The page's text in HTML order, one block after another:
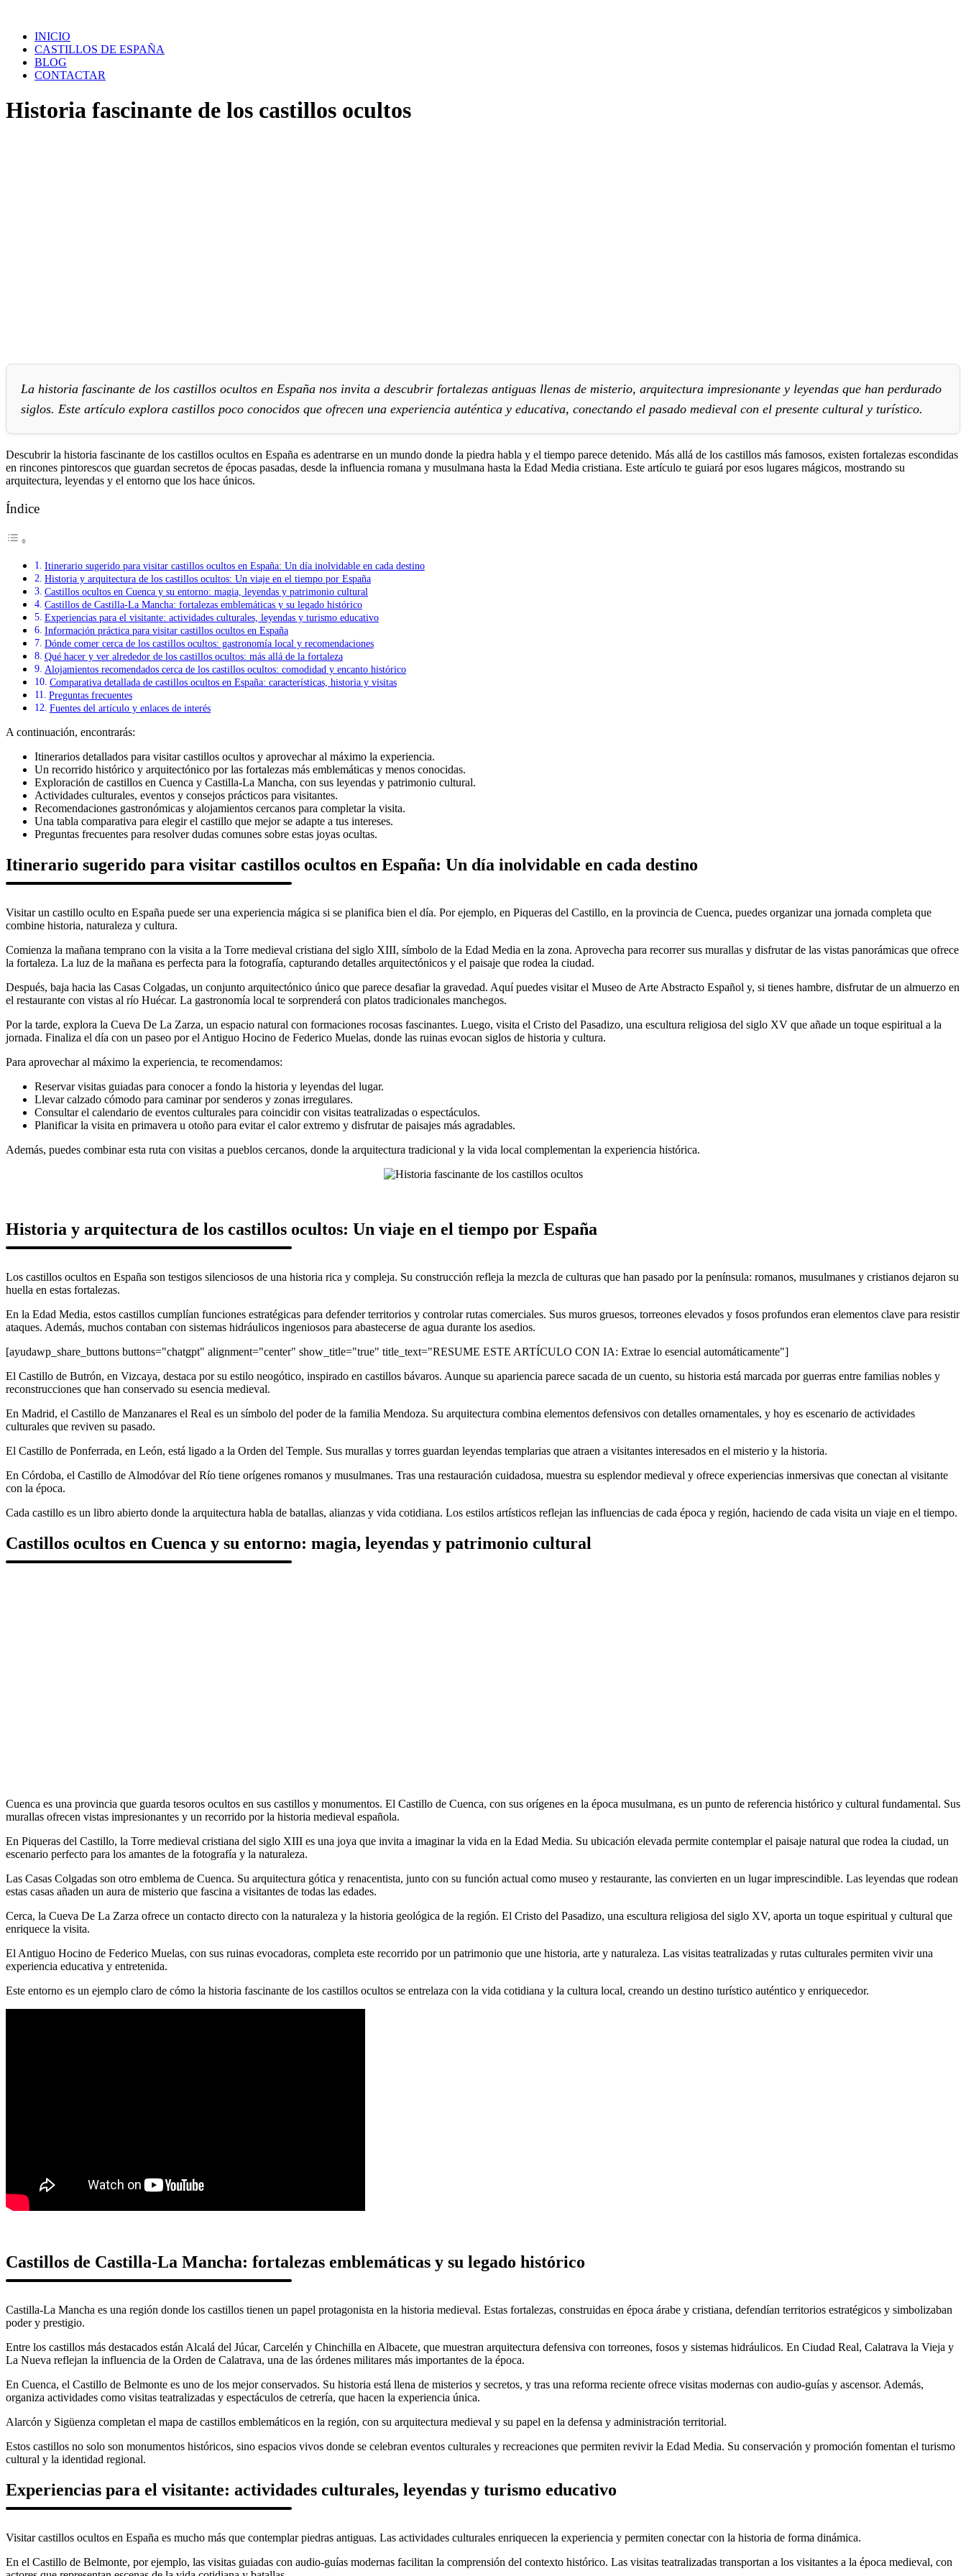
contenidoINICIO
CASTILLOS DE ESPAÑA
BLOG
CONTACTAR
Historia fascinante de los castillos ocultos
La historia fascinante de los castillos ocultos en España nos invita a descubrir fortalezas antiguas llenas de misterio, arquitectura impresionante y leyendas que han perdurado
siglos. Este artículo explora castillos poco conocidos que ofrecen una experiencia auténtica y educativa, conectando el pasado medieval con el presente cultural y turístico.
Descubrir la historia fascinante de los castillos ocultos en España es adentrarse en un mundo donde la piedra habla y el tiempo parece detenido. Más allá de los castillos más famosos, existen fortalezas escondidas
en rincones pintorescos que guardan secretos de épocas pasadas, desde la influencia romana y musulmana hasta la Edad Media cristiana. Este artículo te guiará por esos lugares mágicos, mostrando su
arquitectura, leyendas y el entorno que los hace únicos.
Índice
Itinerario sugerido para visitar castillos ocultos en España: Un día inolvidable en cada destino
Historia y arquitectura de los castillos ocultos: Un viaje en el tiempo por España
Castillos ocultos en Cuenca y su entorno: magia, leyendas y patrimonio cultural
Castillos de Castilla-La Mancha: fortalezas emblemáticas y su legado histórico
Experiencias para el visitante: actividades culturales, leyendas y turismo educativo
Información práctica para visitar castillos ocultos en España
Dónde comer cerca de los castillos ocultos: gastronomía local y recomendaciones
Qué hacer y ver alrededor de los castillos ocultos: más allá de la fortaleza
Alojamientos recomendados cerca de los castillos ocultos: comodidad y encanto histórico
Comparativa detallada de castillos ocultos en España: características, historia y visitas
Preguntas frecuentes
Fuentes del artículo y enlaces de interés
A continuación, encontrarás:
Itinerarios detallados para visitar castillos ocultos y aprovechar al máximo la experiencia.
Un recorrido histórico y arquitectónico por las fortalezas más emblemáticas y menos conocidas.
Exploración de castillos en Cuenca y Castilla-La Mancha, con sus leyendas y patrimonio cultural.
Actividades culturales, eventos y consejos prácticos para visitantes.
Recomendaciones gastronómicas y alojamientos cercanos para completar la visita.
Una tabla comparativa para elegir el castillo que mejor se adapte a tus intereses.
Preguntas frecuentes para resolver dudas comunes sobre estas joyas ocultas.
Itinerario sugerido para visitar castillos ocultos en España: Un día inolvidable en cada destino
Visitar un castillo oculto en España puede ser una experiencia mágica si se planifica bien el día. Por ejemplo, en Piqueras del Castillo, en la provincia de Cuenca, puedes organizar una jornada completa que
combine historia, naturaleza y cultura.
Comienza la mañana temprano con la visita a la Torre medieval cristiana del siglo XIII, símbolo de la Edad Media en la zona. Aprovecha para recorrer sus murallas y disfrutar de las vistas panorámicas que ofrece
la fortaleza. La luz de la mañana es perfecta para la fotografía, capturando detalles arquitectónicos y el paisaje que rodea la ciudad.
Después, baja hacia las Casas Colgadas, un conjunto arquitectónico único que parece desafiar la gravedad. Aquí puedes visitar el Museo de Arte Abstracto Español y, si tienes hambre, disfrutar de un almuerzo en
el restaurante con vistas al río Huécar. La gastronomía local te sorprenderá con platos tradicionales manchegos.
Por la tarde, explora la Cueva De La Zarza, un espacio natural con formaciones rocosas fascinantes. Luego, visita el Cristo del Pasadizo, una escultura religiosa del siglo XV que añade un toque espiritual a la
jornada. Finaliza el día con un paseo por el Antiguo Hocino de Federico Muelas, donde las ruinas evocan siglos de historia y cultura.
Para aprovechar al máximo la experiencia, te recomendamos:
Reservar visitas guiadas para conocer a fondo la historia y leyendas del lugar.
Llevar calzado cómodo para caminar por senderos y zonas irregulares.
Consultar el calendario de eventos culturales para coincidir con visitas teatralizadas o espectáculos.
Planificar la visita en primavera u otoño para evitar el calor extremo y disfrutar de paisajes más agradables.
Además, puedes combinar esta ruta con visitas a pueblos cercanos, donde la arquitectura tradicional y la vida local complementan la experiencia histórica.
Historia y arquitectura de los castillos ocultos: Un viaje en el tiempo por España
Los castillos ocultos en España son testigos silenciosos de una historia rica y compleja. Su construcción refleja la mezcla de culturas que han pasado por la península: romanos, musulmanes y cristianos dejaron su
huella en estas fortalezas.
En la Edad Media, estos castillos cumplían funciones estratégicas para defender territorios y controlar rutas comerciales. Sus muros gruesos, torreones elevados y fosos profundos eran elementos clave para resistir
ataques. Además, muchos contaban con sistemas hidráulicos ingeniosos para abastecerse de agua durante los asedios.
[ayudawp_share_buttons buttons="chatgpt" alignment="center" show_title="true" title_text="RESUME ESTE ARTÍCULO CON IA: Extrae lo esencial automáticamente"]
El Castillo de Butrón, en Vizcaya, destaca por su estilo neogótico, inspirado en castillos bávaros. Aunque su apariencia parece sacada de un cuento, su historia está marcada por guerras entre familias nobles y
reconstrucciones que han conservado su esencia medieval.
En Madrid, el Castillo de Manzanares el Real es un símbolo del poder de la familia Mendoza. Su arquitectura combina elementos defensivos con detalles ornamentales, y hoy es escenario de actividades
culturales que reviven su pasado.
El Castillo de Ponferrada, en León, está ligado a la Orden del Temple. Sus murallas y torres guardan leyendas templarias que atraen a visitantes interesados en el misterio y la historia.
En Córdoba, el Castillo de Almodóvar del Río tiene orígenes romanos y musulmanes. Tras una restauración cuidadosa, muestra su esplendor medieval y ofrece experiencias inmersivas que conectan al visitante
con la época.
Cada castillo es un libro abierto donde la arquitectura habla de batallas, alianzas y vida cotidiana. Los estilos artísticos reflejan las influencias de cada época y región, haciendo de cada visita un viaje en el tiempo.
Castillos ocultos en Cuenca y su entorno: magia, leyendas y patrimonio cultural
Cuenca es una provincia que guarda tesoros ocultos en sus castillos y monumentos. El Castillo de Cuenca, con sus orígenes en la época musulmana, es un punto de referencia histórico y cultural fundamental. Sus
murallas ofrecen vistas impresionantes y un recorrido por la historia medieval española.
En Piqueras del Castillo, la Torre medieval cristiana del siglo XIII es una joya que invita a imaginar la vida en la Edad Media. Su ubicación elevada permite contemplar el paisaje natural que rodea la ciudad, un
escenario perfecto para los amantes de la fotografía y la naturaleza.
Las Casas Colgadas son otro emblema de Cuenca. Su arquitectura gótica y renacentista, junto con su función actual como museo y restaurante, las convierten en un lugar imprescindible. Las leyendas que rodean
estas casas añaden un aura de misterio que fascina a visitantes de todas las edades.
Cerca, la Cueva De La Zarza ofrece un contacto directo con la naturaleza y la historia geológica de la región. El Cristo del Pasadizo, una escultura religiosa del siglo XV, aporta un toque espiritual y cultural que
enriquece la visita.
El Antiguo Hocino de Federico Muelas, con sus ruinas evocadoras, completa este recorrido por un patrimonio que une historia, arte y naturaleza. Las visitas teatralizadas y rutas culturales permiten vivir una
experiencia educativa y entretenida.
Este entorno es un ejemplo claro de cómo la historia fascinante de los castillos ocultos se entrelaza con la vida cotidiana y la cultura local, creando un destino turístico auténtico y enriquecedor.
Castillos de Castilla-La Mancha: fortalezas emblemáticas y su legado histórico
Castilla-La Mancha es una región donde los castillos tienen un papel protagonista en la historia medieval. Estas fortalezas, construidas en época árabe y cristiana, defendían territorios estratégicos y simbolizaban
poder y prestigio.
Entre los castillos más destacados están Alcalá del Júcar, Carcelén y Chinchilla en Albacete, que muestran arquitectura defensiva con torreones, fosos y sistemas hidráulicos. En Ciudad Real, Calatrava la Vieja y
La Nueva reflejan la influencia de la Orden de Calatrava, una de las órdenes militares más importantes de la época.
En Cuenca, el Castillo de Belmonte es uno de los mejor conservados. Su historia está llena de misterios y secretos, y tras una reforma reciente ofrece visitas modernas con audio-guías y ascensor. Además,
organiza actividades como visitas teatralizadas y espectáculos de cetrería, que hacen la experiencia única.
Alarcón y Sigüenza completan el mapa de castillos emblemáticos en la región, con su arquitectura medieval y su papel en la defensa y administración territorial.
Estos castillos no solo son monumentos históricos, sino espacios vivos donde se celebran eventos culturales y recreaciones que permiten revivir la Edad Media. Su conservación y promoción fomentan el turismo
cultural y la identidad regional.
Experiencias para el visitante: actividades culturales, leyendas y turismo educativo
Visitar castillos ocultos en España es mucho más que contemplar piedras antiguas. Las actividades culturales enriquecen la experiencia y permiten conectar con la historia de forma dinámica.
En el Castillo de Belmonte, por ejemplo, las visitas guiadas con audio-guías modernas facilitan la comprensión del contexto histórico. Las visitas teatralizadas transportan a los visitantes a la época medieval, con